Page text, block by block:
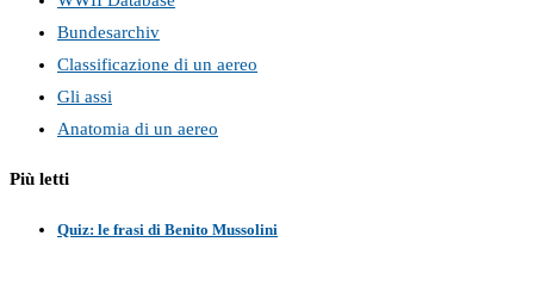
Bundesarchiv
Classificazione di un aereo
Gli assi
Anatomia di un aereo
Più letti
Quiz: le frasi di Benito Mussolini